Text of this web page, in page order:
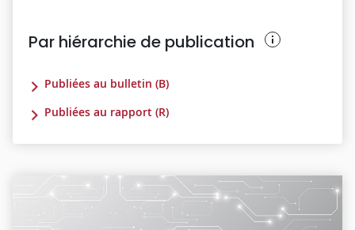
Par hiérarchie de publication
Publiées au bulletin (B)
Publiées au rapport (R)